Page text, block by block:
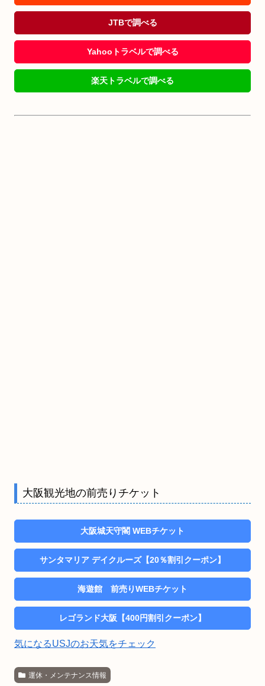
JTBで調べる
Yahooトラベルで調べる
楽天トラベルで調べる
大阪観光地の前売りチケット
大阪城天守閣 WEBチケット
サンタマリア デイクルーズ【20％割引クーポン】
海遊館 前売りWEBチケット
レゴランド大阪【400円割引クーポン】
気になるUSJのお天気をチェック
運休・メンテナンス情報